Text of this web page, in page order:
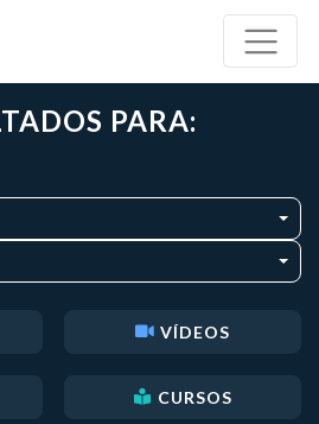
PARA:
VÍDEOS
CURSOS